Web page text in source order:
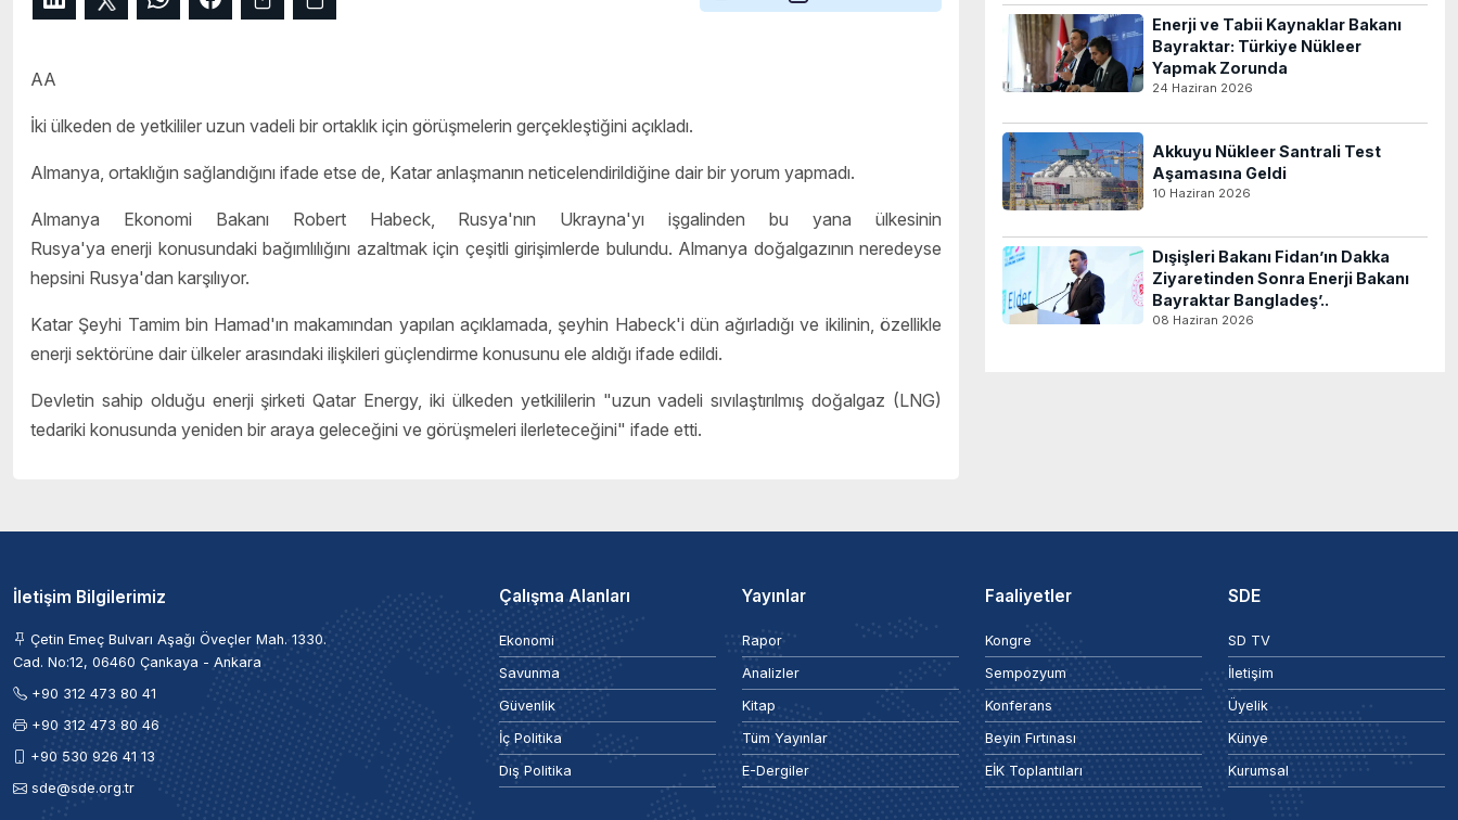
AA
İki ülkeden de yetkililer uzun vadeli bir ortaklık için görüşmelerin gerçekleştiğini açıkladı.
Almanya, ortaklığın sağlandığını ifade etse de, Katar anlaşmanın neticelendirildiğine dair bir yorum yapmadı.
Almanya Ekonomi Bakanı Robert Habeck, Rusya'nın Ukrayna'yı işgalinden bu yana ülkesinin
Rusya'ya enerji konusundaki bağımlılığını azaltmak için çeşitli girişimlerde bulundu. Almanya doğalgazının neredeyse
hepsini Rusya'dan karşılıyor.
Katar Şeyhi Tamim bin Hamad'ın makamından yapılan açıklamada, şeyhin Habeck'i dün ağırladığı ve ikilinin, özellikle
enerji sektörüne dair ülkeler arasındaki ilişkileri güçlendirme konusunu ele aldığı ifade edildi.
Devletin sahip olduğu enerji şirketi Qatar Energy, iki ülkeden yetkililerin "uzun vadeli sıvılaştırılmış doğalgaz (LNG)
tedariki konusunda yeniden bir araya geleceğini ve görüşmeleri ilerleteceğini" ifade etti.
Enerji ve Tabii Kaynaklar Bakanı
Bayraktar: Türkiye Nükleer
Yapmak Zorunda
24 Haziran 2026
Akkuyu Nükleer Santrali Test
Aşamasına Geldi
10 Haziran 2026
Dışişleri Bakanı Fidan’ın Dakka
Ziyaretinden Sonra Enerji Bakanı
Bayraktar Bangladeş’..
08 Haziran 2026
İletişim Bilgilerimiz
Çetin Emeç Bulvarı Aşağı Öveçler Mah. 1330.
Cad. No:12, 06460 Çankaya - Ankara
+90 312 473 80 41
+90 312 473 80 46
+90 530 926 41 13
sde@sde.org.tr
Çalışma Alanları
Ekonomi
Savunma
Güvenlik
İç Politika
Dış Politika
Yayınlar
Rapor
Analizler
Kitap
Tüm Yayınlar
E-Dergiler
Faaliyetler
Kongre
Sempozyum
Konferans
Beyin Fırtınası
EİK Toplantıları
SDE
SD TV
İletişim
Üyelik
Künye
Kurumsal